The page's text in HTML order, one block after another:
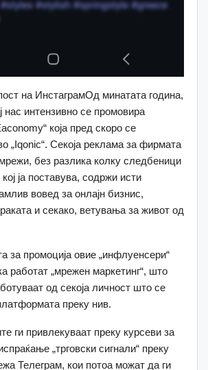
на ИнстаграмОд минатата година,
нас интензивно се промовира
која пред скоро се
„Iqonic“. Секоја реклама за фирмата
без разлика колку следбеници
ја поставува, содржи исти
вовед за онлајн бизнис,
и секако, ветувања за живот од
за промоција овие „инфлуенсери“
работат „мрежен маркетинг“, што
од секоја личност што се
преку нив.
ги привлекуваат преку курсеви за
„трговски сигнали“ преку
Телеграм, кои потоа можат да ги